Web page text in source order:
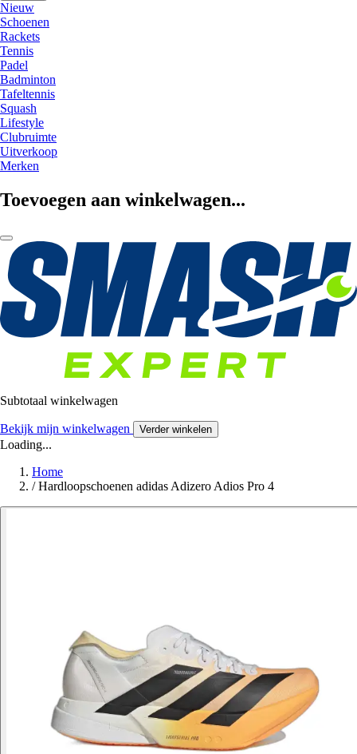
Nieuw
Schoenen
Rackets
Tennis
Padel
Badminton
Tafeltennis
Squash
Lifestyle
Clubruimte
Uitverkoop
Merken
Toevoegen aan winkelwagen...
Subtotaal winkelwagen
Bekijk mijn winkelwagen Verder winkelen
Loading...
Home
/ Hardloopschoenen adidas Adizero Adios Pro 4